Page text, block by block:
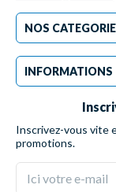
NOS
INFORMATIONS
Inscrivez-vous vite
promotions.